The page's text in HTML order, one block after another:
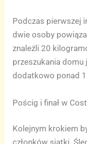
Podczas pierwszej
dwie osoby
znaleźli 20
przeszukania domu
dodatkowo ponad
Pościg i finał w
Kolejnym krokiem